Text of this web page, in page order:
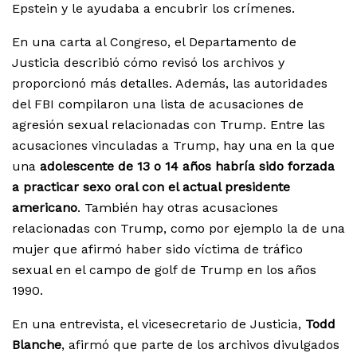
Epstein y le ayudaba a encubrir los crímenes.
En una carta al Congreso, el Departamento de
Justicia describió cómo revisó los archivos y
proporcionó más detalles. Además, las autoridades
del FBI compilaron una lista de acusaciones de
agresión sexual relacionadas con Trump. Entre las
acusaciones vinculadas a Trump, hay una en la que
una adolescente de 13 o 14 años habría sido forzada
a practicar sexo oral con el actual presidente
americano. También hay otras acusaciones
relacionadas con Trump, como por ejemplo la de una
mujer que afirmó haber sido víctima de tráfico
sexual en el campo de golf de Trump en los años
1990.
En una entrevista, el vicesecretario de Justicia, Todd
Blanche, afirmó que parte de los archivos divulgados